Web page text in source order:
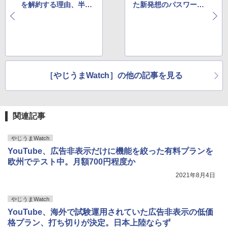
を解約する理由、半数
た新発想のパスワード
［やじうまWatch］の他の記事を見る
関連記事
やじうまWatch
YouTube、広告非表示だけに機能を絞った有料プランを
欧州でテスト中。月額700円程度か
2021年8月4日
やじうまWatch
YouTube、海外で試験運用されていた広告非表示の低価
格プラン、打ち切りが決定。日本上陸ならず